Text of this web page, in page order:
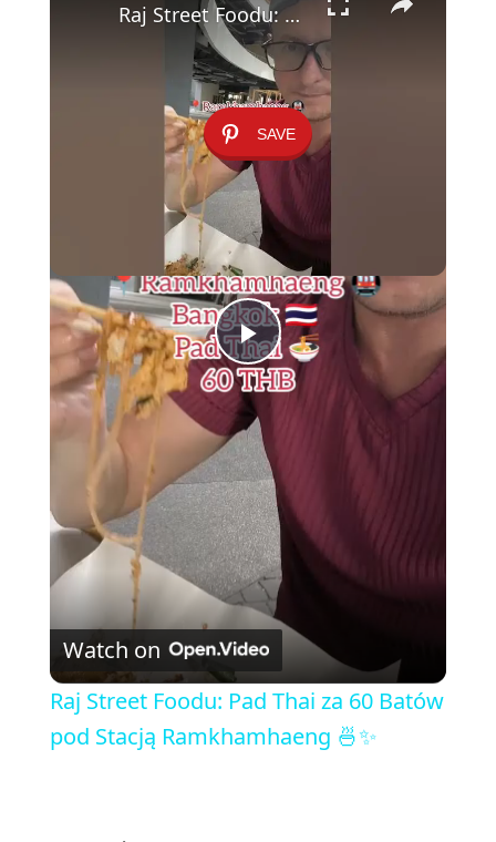
SAVE
P
l
a
y
V
i
Raj Street Foodu: Pad Thai za 60 Batów pod Stacją Ramkhamhaeng 🍜✨
Watch on
Raj Street Foodu: Pad Thai za 60 Batów
pod Stacją Ramkhamhaeng 🍜✨